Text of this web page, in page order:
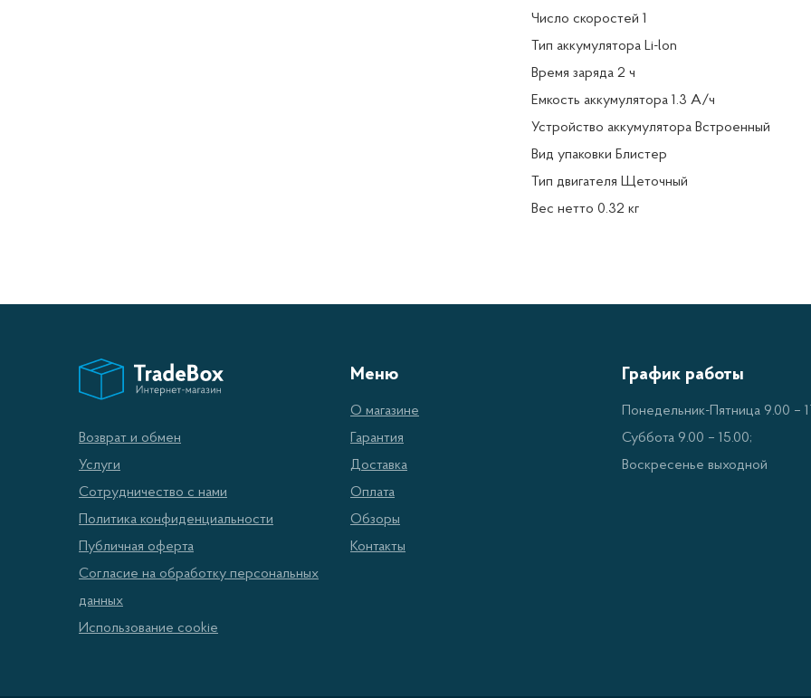
Число скоростей 1
Тип аккумулятора Li-lon
Время заряда 2 ч
Емкость аккумулятора 1.3 А/ч
Устройство аккумулятора Встроенный
Вид упаковки Блистер
Тип двигателя Щеточный
Вес нетто 0.32 кг
Возврат и обмен
Услуги
Сотрудничество с нами
Политика конфиденциальности
Публичная оферта
Согласие на обработку персональных
данных
Использование cookie
Меню
О магазине
Гарантия
Доставка
Оплата
Обзоры
Контакты
График работы
Понедельник-Пятница 9.00 –
Суббота 9.00 – 15.00;
Воскресенье выходной